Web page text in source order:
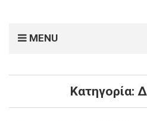
MENU
Κατηγορία: